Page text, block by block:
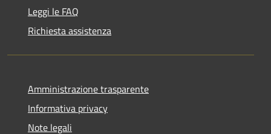
Leggi le FAQ
Richiesta assistenza
Amministrazione trasparente
Informativa privacy
Note legali